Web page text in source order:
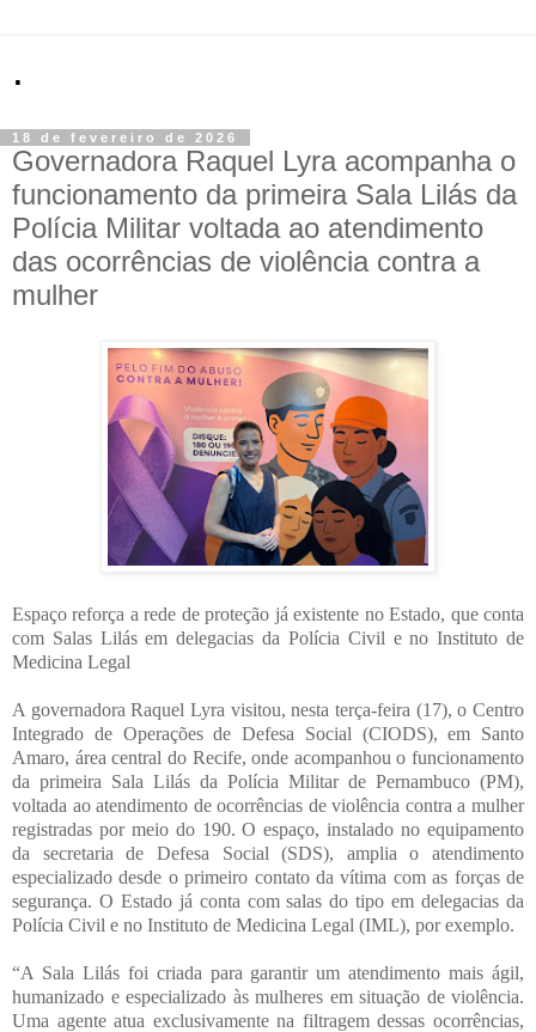
.
18 de fevereiro de 2026
Governadora Raquel Lyra acompanha o
funcionamento da primeira Sala Lilás da
Polícia Militar voltada ao atendimento
das ocorrências de violência contra a
mulher
Espaço reforça a rede de proteção já existente no Estado, que conta
com Salas Lilás em delegacias da Polícia Civil e no Instituto de
Medicina Legal
A governadora Raquel Lyra visitou, nesta terça-feira (17), o Centro
Integrado de Operações de Defesa Social (CIODS), em Santo
Amaro, área central do Recife, onde acompanhou o funcionamento
da primeira Sala Lilás da Polícia Militar de Pernambuco (PM),
voltada ao atendimento de ocorrências de violência contra a mulher
registradas por meio do 190. O espaço, instalado no equipamento
da secretaria de Defesa Social (SDS), amplia o atendimento
especializado desde o primeiro contato da vítima com as forças de
segurança. O Estado já conta com salas do tipo em delegacias da
Polícia Civil e no Instituto de Medicina Legal (IML), por exemplo.
“A Sala Lilás foi criada para garantir um atendimento mais ágil,
humanizado e especializado às mulheres em situação de violência.
Uma agente atua exclusivamente na filtragem dessas ocorrências,